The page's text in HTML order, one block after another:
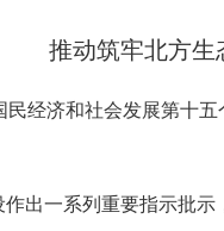
推动筑牢北方生
济和社会发展第十五
一系列重要指示批示